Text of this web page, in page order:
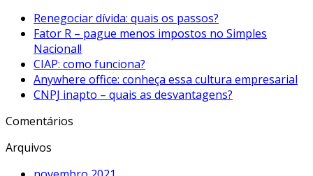
Renegociar dívida: quais os passos?
Fator R – pague menos impostos no Simples
Nacional!
CIAP: como funciona?
Anywhere office: conheça essa cultura empresarial
CNPJ inapto – quais as desvantagens?
Comentários
Arquivos